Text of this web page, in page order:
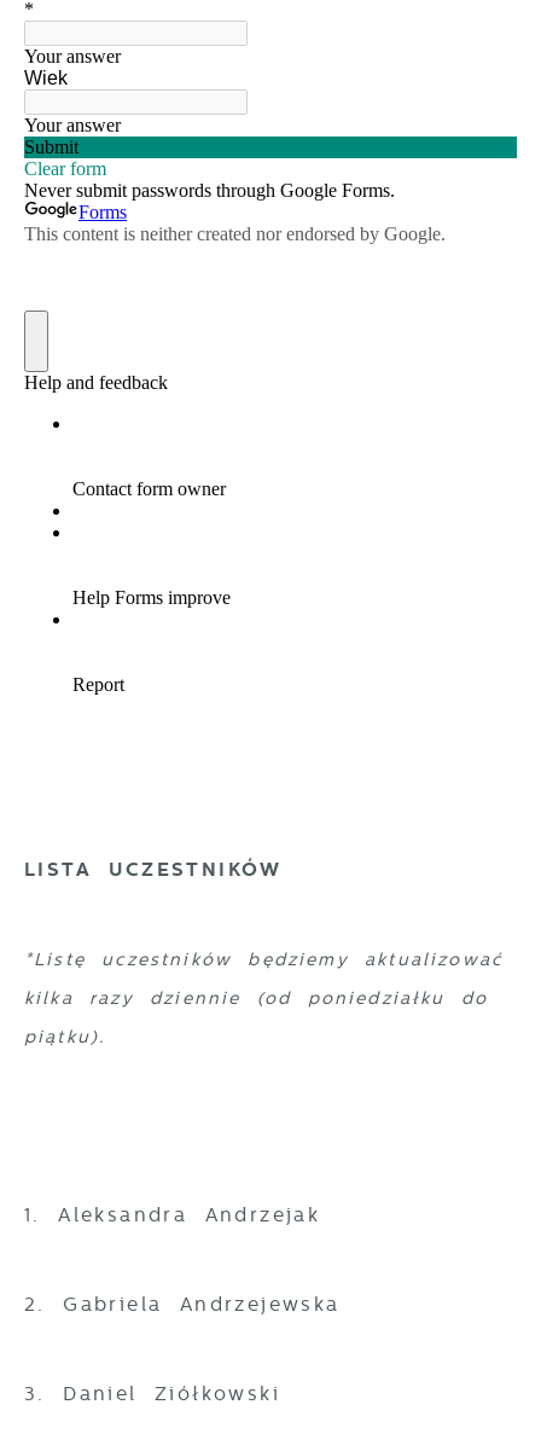
LISTA UCZESTNIKÓW
*Listę uczestników będziemy aktualizować
kilka razy dziennie (od poniedziałku do
piątku).
1. Aleksandra Andrzejak
2. Gabriela Andrzejewska
3. Daniel Ziółkowski